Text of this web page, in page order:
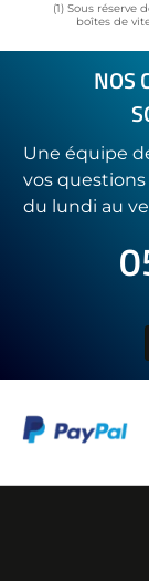
(1) Sous
boîtes de
NOS
Une équipe
vos questions
du lundi au